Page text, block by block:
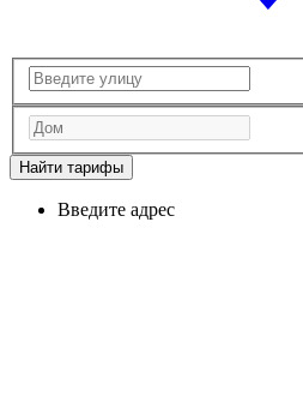
Найти тарифы
Введите адрес